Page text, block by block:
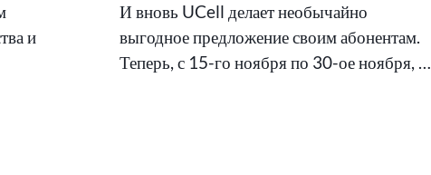
и
И вновь UCell делает необычайно
выгодное предложение своим абонентам.
Теперь, с 15-го ноября по 30-ое ноября, …